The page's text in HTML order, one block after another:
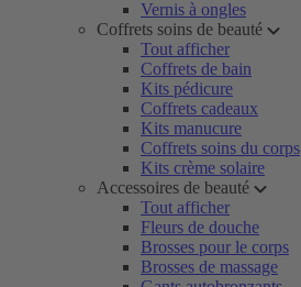
Vernis à ongles
Coffrets soins de beauté
Tout afficher
Coffrets de bain
Kits pédicure
Coffrets cadeaux
Kits manucure
Coffrets soins du corps
Kits crème solaire
Accessoires de beauté
Tout afficher
Fleurs de douche
Brosses pour le corps
Brosses de massage